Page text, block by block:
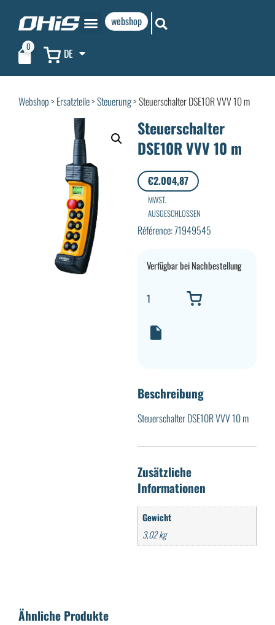
webshop
0 DE
Webshop> Ersatzteile>Steuerung> Steuerschalter DSE10R VVV 10 m
Steuerschalter
DSE10R VVV 10 m
€2.004,87
MWST.
AUSGESCHLOSSEN
Référence: 71949545
Verfügbar bei Nachbestellung
Beschreibung
Steuerschalter DSE10R VVV 10 m
Zusätzliche
Informationen
Gewicht
3,02 kg
Ähnliche Produkte